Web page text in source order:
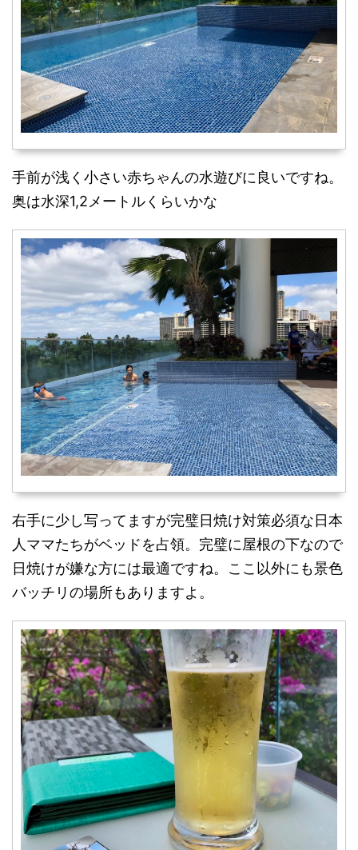
手前が浅く小さい赤ちゃんの水遊びに良いですね。
奥は水深1,2メートルくらいかな
右手に少し写ってますが完璧日焼け対策必須な日本
人ママたちがベッドを占領。完璧に屋根の下なので
日焼けが嫌な方には最適ですね。ここ以外にも景色
バッチリの場所もありますよ。